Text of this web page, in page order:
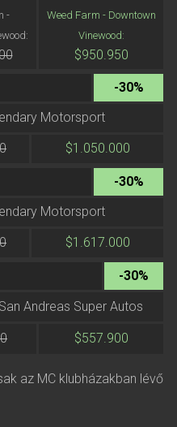
-
Weed Farm - Downtown
Vinewood:
$950.950
-30%
Motorsport
$1.050.000
-30%
Motorsport
$1.617.000
-30%
Andreas Super Autos
$557.900
az MC klubházakban lévő